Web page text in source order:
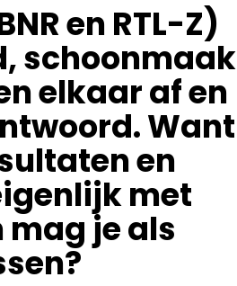
en RTL-Z)
schoonmaak
elkaar af en
Want
en
met
je als